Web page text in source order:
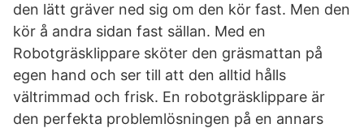
den lätt gräver ned sig om den kör fast. Men den
kör å andra sidan fast sällan. Med en
Robotgräsklippare sköter den gräsmattan på
egen hand och ser till att den alltid hålls
vältrimmad och frisk. En robotgräsklippare är
den perfekta problemlösningen på en annars